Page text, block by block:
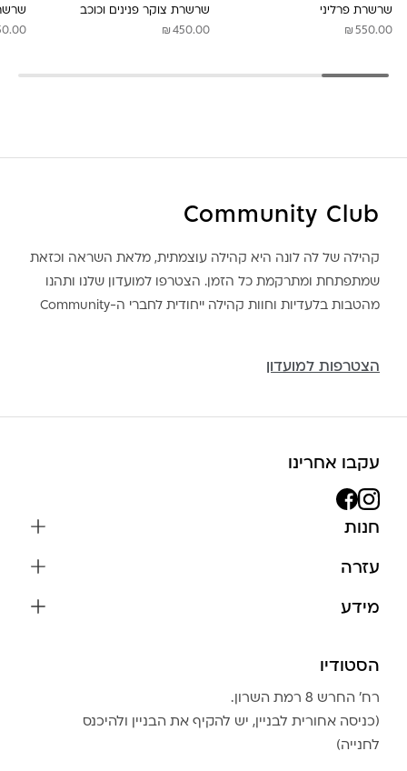
שרשרת פרליני
₪ 550.00
שרשרת צוקר פנינים וכוכב
₪ 450.00
Community Club
קהילה של לה לונה היא קהילה עוצמתית, מלאת השראה וכזאת
שמתפתחת ומתרקמת כל הזמן. הצטרפו למועדון שלנו ותהנו
מהטבות בלעדיות וחוות קהילה ייחודית לחברי ה-Community
הצטרפות למועדון
עקבו אחרינו
חנות
צמידים
בגדים
אביזרים
גברים
עזרה
צור קשר
מידע
שמירה על התכשיטים
הצהרת נגישות
טבלת מידות טבעות
Community Club
הסטודיו
רח׳ החרש 8 רמת השרון.
(כניסה אחורית לבניין, יש להקיף את הבניין ולהיכנס
לחנייה)